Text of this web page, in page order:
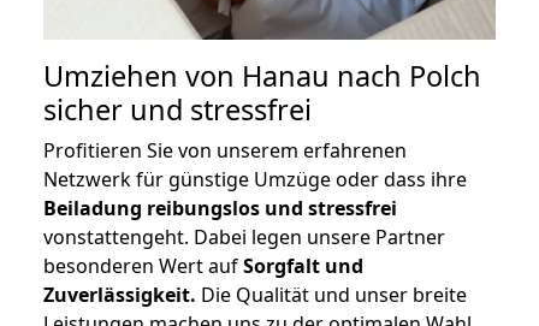
Umziehen von Hanau nach Polch
sicher und stressfrei
Profitieren Sie von unserem erfahrenen
Netzwerk für günstige Umzüge oder dass ihre
Beiladung reibungslos und stressfrei
vonstattengeht. Dabei legen unsere Partner
besonderen Wert aufSorgfalt und
Zuverlässigkeit. Die Qualität und unser breite